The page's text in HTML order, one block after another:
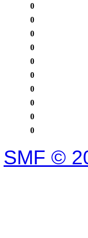
0
0
0
0
0
0
0
0
0
0
SMF ©